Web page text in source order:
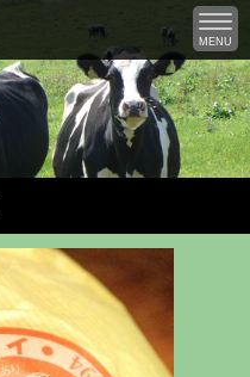
MENU